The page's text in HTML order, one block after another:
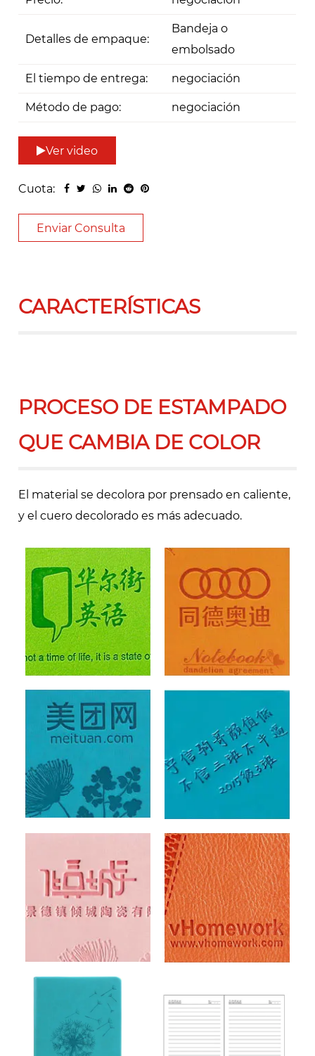
Detalles de empaque:
Bandeja o
embolsado
El tiempo de entrega: negociación
Método de pago: negociación
Ver video
Cuota:
Enviar Consulta
CARACTERÍSTICAS
PROCESO DE ESTAMPADO
QUE CAMBIA DE COLOR
El material se decolora por prensado en caliente,
y el cuero decolorado es más adecuado.